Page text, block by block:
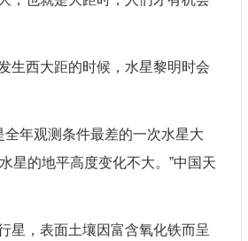
西大距的时候，水星黎明时会
年观测条件最差的一次水星大
星的地平高度变化不大。”中国天
，表面土壤因富含氧化铁而呈